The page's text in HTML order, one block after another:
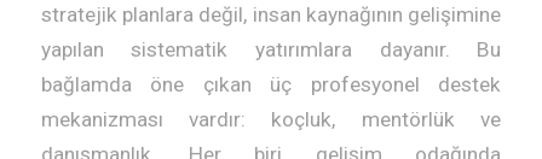
stratejik planlara değil, insan kaynağının gelişimine
yapılan sistematik yatırımlara dayanır. Bu
bağlamda öne çıkan üç profesyonel destek
mekanizması vardır: koçluk, mentörlük ve
danışmanlık. Her biri gelişim odağında